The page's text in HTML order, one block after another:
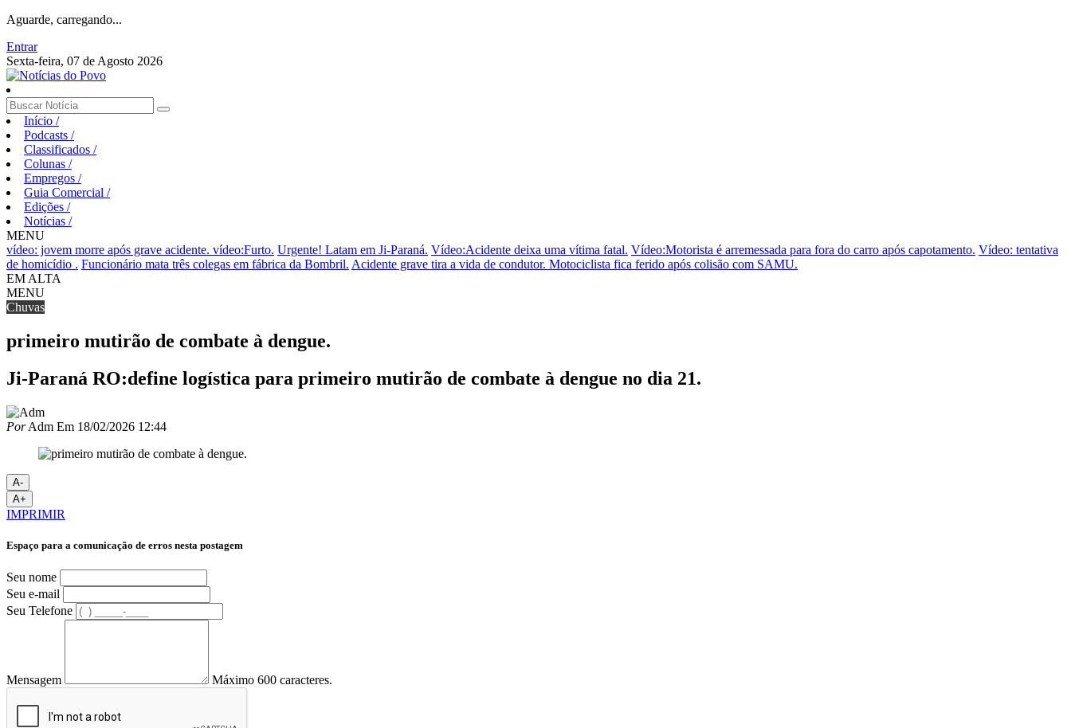
Aguarde, carregando...
Entrar
Sexta-feira, 07 de Agosto 2026
Início /
Podcasts /
Classificados /
Colunas /
Empregos /
Guia Comercial /
Edições /
Notícias /
MENU
vídeo: jovem morre após grave acidente. vídeo:Furto. Urgente! Latam em Ji-Paraná. Vídeo:Acidente deixa uma vítima fatal. Vídeo:Motorista é arremessada para fora do carro após capotamento. Vídeo: tentativa
de homicídio . Funcionário mata três colegas em fábrica da Bombril. Acidente grave tira a vida de condutor. Motociclista fica ferido após colisão com SAMU.
EM ALTA
MENU
Chuvas
primeiro mutirão de combate à dengue.
Ji-Paraná RO:define logística para primeiro mutirão de combate à dengue no dia 21.
PorAdm Em 18/02/2026 12:44
A-
A+
IMPRIMIR
Espaço para a comunicação de erros nesta postagem
Seu nome
Seu e-mail
Seu Telefone
Mensagem Máximo 600 caracteres.